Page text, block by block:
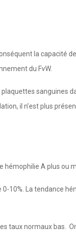
la capacité
du FvW.
sanguines
il n’est plus
hémophilie A plus ou
10%. La tendance
taux normaux bas.